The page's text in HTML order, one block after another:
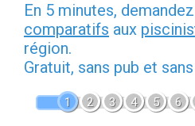
En 5 minutes, demandez
comparatifs aux
région.
Gratuit, sans pub et
1 2 3 4 5 6